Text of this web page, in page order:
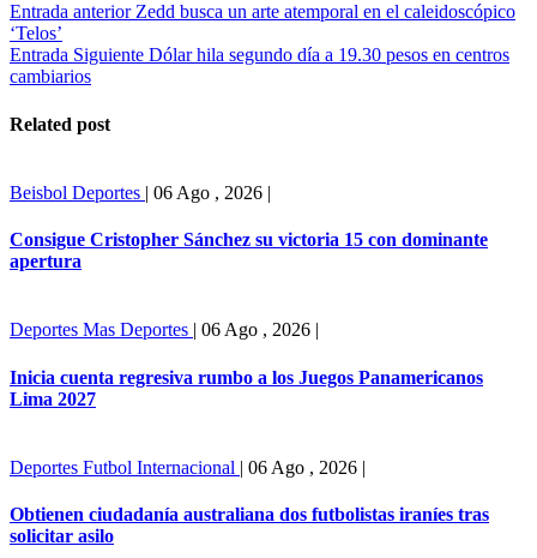
Entrada anterior Zedd busca un arte atemporal en el caleidoscópico
‘Telos’
Entrada Siguiente Dólar hila segundo día a 19.30 pesos en centros
cambiarios
Related post
Beisbol Deportes | 06 Ago , 2026 |
Consigue Cristopher Sánchez su victoria 15 con dominante
apertura
Deportes Mas Deportes | 06 Ago , 2026 |
Inicia cuenta regresiva rumbo a los Juegos Panamericanos
Lima 2027
Deportes Futbol Internacional | 06 Ago , 2026 |
Obtienen ciudadanía australiana dos futbolistas iraníes tras
solicitar asilo